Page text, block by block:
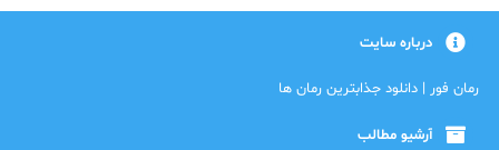
درباره سایت
رمان فور | دانلود جذابترین رمان ها
آرشیو مطالب